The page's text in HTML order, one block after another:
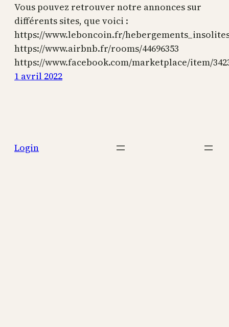
Vous pouvez retrouver notre annonces sur
différents sites, que voici :
https://www.leboncoin.fr/
https://www.airbnb.fr/rooms/44696353
https://www.facebook.com/marketplace/item/
1 avril 2022
Login